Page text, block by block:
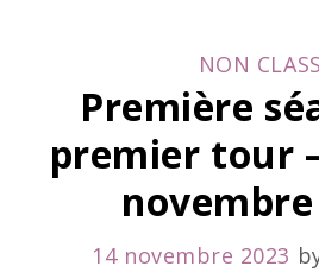
NON
Première
premier tour
novembre
14 novembre 2023